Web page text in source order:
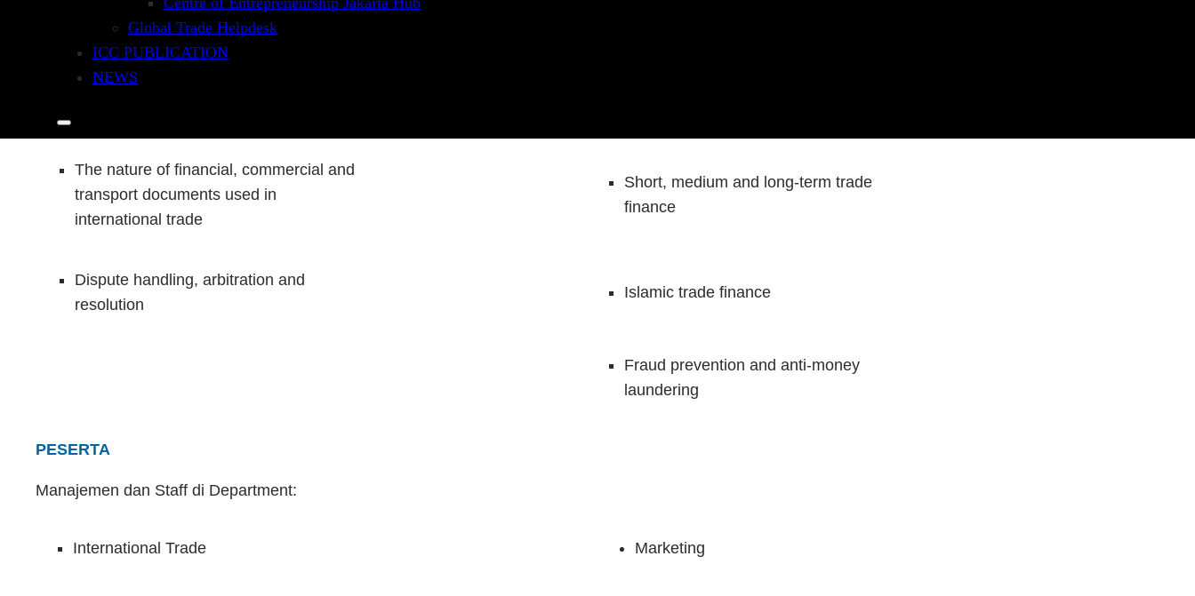
Global Trade Helpdesk
ICC PUBLICATION
NEWS
An introduction to trade terms and
The nature of financial, commercial and
transport documents used in
international trade
Short, medium and long-term trade
finance
Dispute handling, arbitration and
resolution
Islamic trade finance
Fraud prevention and anti-money
laundering
PESERTA
Manajemen dan Staff di Department:
International Trade Marketing